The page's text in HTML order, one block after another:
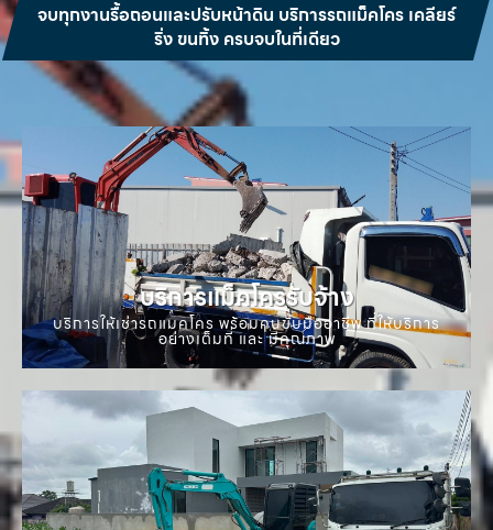
จบทุกงานรื้อถอนและปรับหน้าดิน บริการรถแม็คโคร เคลียร์
ริ่ง ขนทิ้ง ครบจบในที่เดียว
บริการแม็คโครรับจ้าง
บริการให้เช่ารถแมคโคร พร้อมคนขับมืออาชีพ ที่ให้บริการ
อย่างเต็มที่ และ มีคุณภาพ